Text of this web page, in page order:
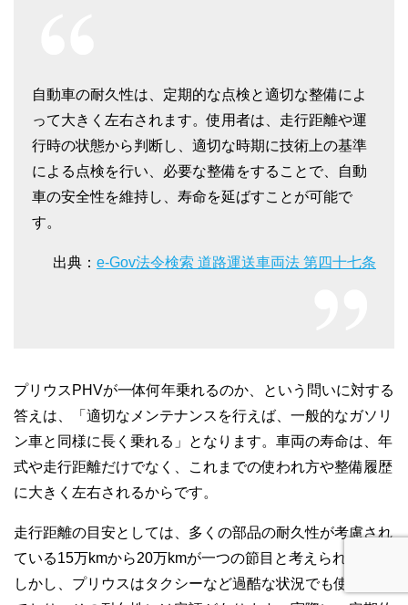
自動車の耐久性は、定期的な点検と適切な整備によ
って大きく左右されます。使用者は、走行距離や運
行時の状態から判断し、適切な時期に技術上の基準
による点検を行い、必要な整備をすることで、自動
車の安全性を維持し、寿命を延ばすことが可能で
す。
出典： e-Gov法令検索 道路運送車両法 第四十七条
プリウスPHVが一体何年乗れるのか、という問いに対する
答えは、「適切なメンテナンスを行えば、一般的なガソリ
ン車と同様に長く乗れる」となります。車両の寿命は、年
式や走行距離だけでなく、これまでの使われ方や整備履歴
に大きく左右されるからです。
走行距離の目安としては、多くの部品の耐久性が考慮され
ている15万kmから20万kmが一つの節目と考えられます。
しかし、プリウスはタクシーなど過酷な状況でも使用され